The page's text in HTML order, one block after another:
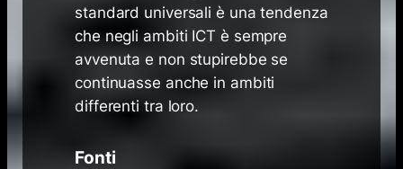
standard universali è una tendenza
che negli ambiti ICT è sempre
avvenuta e non stupirebbe se
continuasse anche in ambiti
differenti tra loro.
Fonti